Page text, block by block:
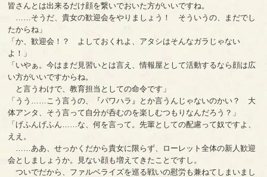
皆さんとは出来るだけ顔を繋いでおいた方がいいですね。
……そうだ、貴女の歓迎会をやりましょう！ そういうの、まだでし
たからね」
「か、歓迎会！？ よしておくれよ、アタシはそんなガラじゃない
よ！」
「いやぁ。今はまだ見習いとは言え、情報屋として活動するなら顔は広
い方がいいですからね。
と言うわけで、教育担当としての命令です」
「うう……こう言うの、『パワハラ』とか言うんじゃないのかい？ 大
体アンタ、そう言って自分が呑むのを楽しむつもりなんだろう？」
「げふんげふん……な、何を言って。先輩としての配慮って奴ですよ、
ええ。
……ああ、せっかくだから貴女に限らず、ローレット全体の新人歓迎
会としましょうか。見ない顔も増えてきたことですし。
ついでだから、ファルベライズを巡る戦いの慰労も兼ねてしまいまし